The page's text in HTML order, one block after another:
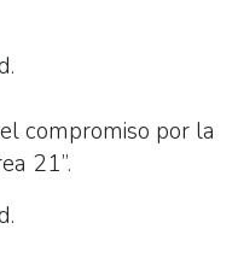
compromiso por la
21”.